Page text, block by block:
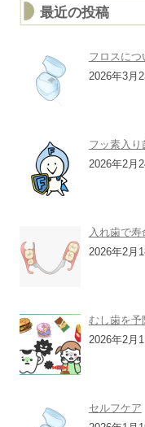
最近の投稿
フロスにつ
2026年3月
フッ素入り
2026年2月
入れ歯で
2026年2月
むし歯を予
2026年2月1
セルフケア